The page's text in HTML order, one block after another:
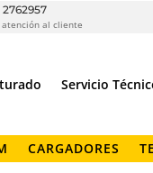
2762957
atención al cliente
Servicio
CARGADORES